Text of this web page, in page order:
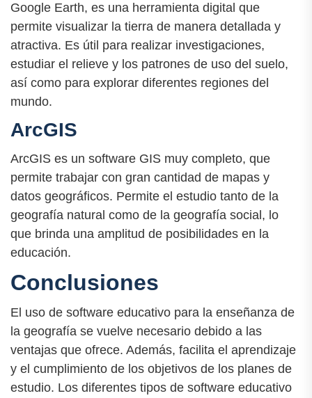
Google Earth, es una herramienta digital que
permite visualizar la tierra de manera detallada y
atractiva. Es útil para realizar investigaciones,
estudiar el relieve y los patrones de uso del suelo,
así como para explorar diferentes regiones del
mundo.
ArcGIS
ArcGIS es un software GIS muy completo, que
permite trabajar con gran cantidad de mapas y
datos geográficos. Permite el estudio tanto de la
geografía natural como de la geografía social, lo
que brinda una amplitud de posibilidades en la
educación.
Conclusiones
El uso de software educativo para la enseñanza de
la geografía se vuelve necesario debido a las
ventajas que ofrece. Además, facilita el aprendizaje
y el cumplimiento de los objetivos de los planes de
estudio. Los diferentes tipos de software educativo